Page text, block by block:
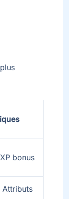
bonus
Attributs